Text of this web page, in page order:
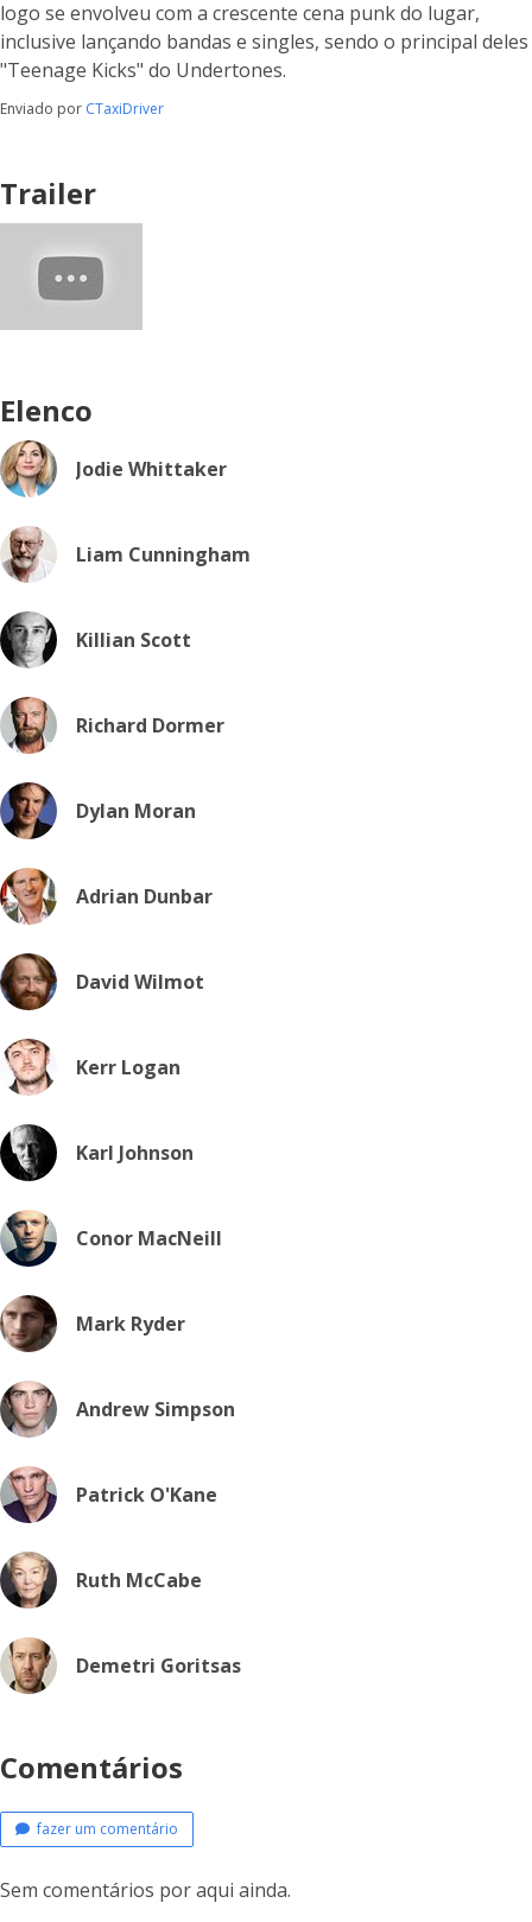
logo se envolveu com a crescente cena punk do lugar,
inclusive lançando bandas e singles, sendo o principal deles
"Teenage Kicks" do Undertones.
Enviado por CTaxiDriver
Trailer
Elenco
Jodie Whittaker
Liam Cunningham
Killian Scott
Richard Dormer
Dylan Moran
Adrian Dunbar
David Wilmot
Kerr Logan
Karl Johnson
Conor MacNeill
Mark Ryder
Andrew Simpson
Patrick O'Kane
Ruth McCabe
Demetri Goritsas
Comentários
fazer um comentário
Sem comentários por aqui ainda.